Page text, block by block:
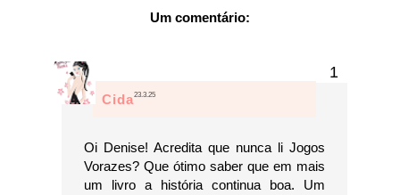
Um comentário:
Cida23.3.25
Oi Denise! Acredita que nunca li Jogos
Vorazes? Que ótimo saber que em mais
um livro a história continua boa. Um